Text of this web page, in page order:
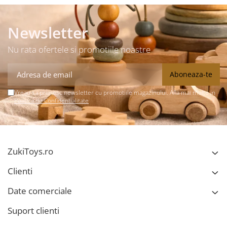
Newsletter
Nu rata ofertele si promotiile noastre
Vreau sa primesc newsletter cu promotiile magazinului. Afla mai multe in
Politica de Confidentialitate
ZukiToys.ro
Clienti
Date comerciale
Suport clienti